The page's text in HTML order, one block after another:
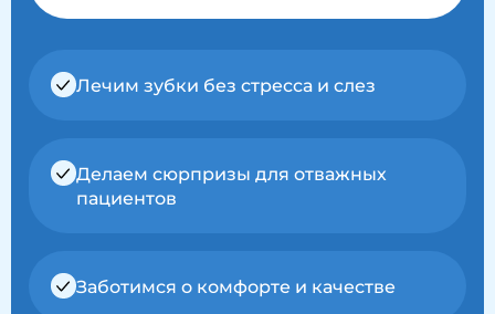
Лечим зубки без стресса и слез
Делаем сюрпризы для отважных
пациентов
Заботимся о комфорте и качестве